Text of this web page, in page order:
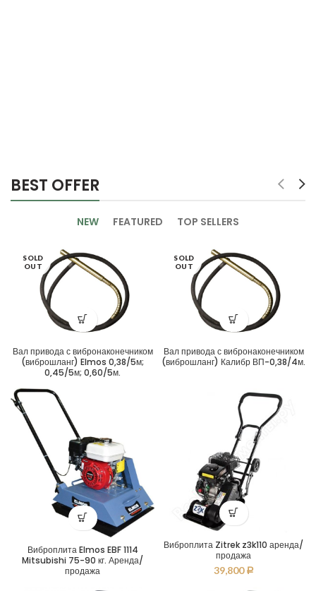
BEST OFFER
NEW FEATURED TOP SELLERS
SOLD
OUT
Вал привода с вибронаконечником
(виброшланг) Elmos 0,38/5м;
0,45/5м; 0,60/5м.
SOLD
OUT
Вал привода с вибронаконечником
(виброшланг) Калибр ВП-0,38/4м.
Виброплита Elmos EBF 1114
Mitsubishi 75-90 кг. Аренда/
продажа
Виброплита Zitrek z3k110 аренда/
продажа
39,800 Р